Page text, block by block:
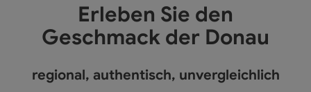
Erleben Sie den
Geschmack der Donau
regional, authentisch, unvergleichlich